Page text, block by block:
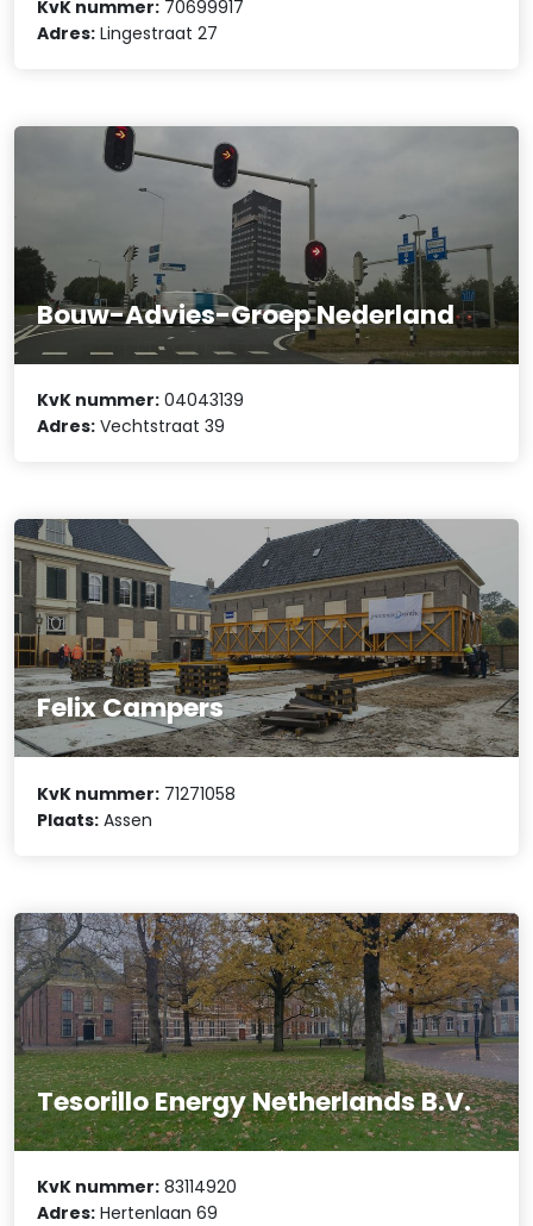
KvK nummer: 70699917
Adres: Lingestraat 27
Bouw-Advies-Groep Nederland
KvK nummer: 04043139
Adres: Vechtstraat 39
Felix Campers
KvK nummer: 71271058
Plaats: Assen
Tesorillo Energy Netherlands B.V.
KvK nummer: 83114920
Adres: Hertenlaan 69